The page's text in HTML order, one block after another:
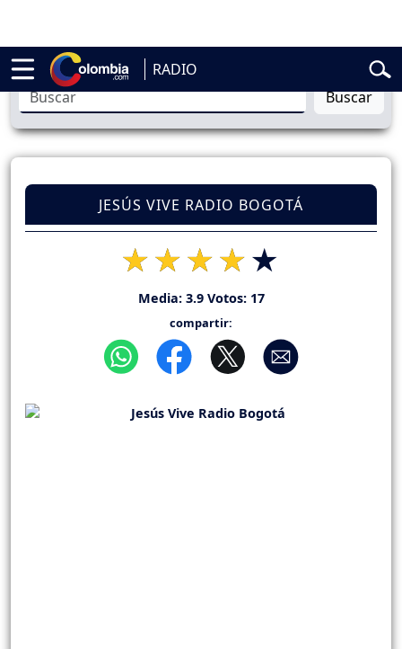
RADIO
de la Espriella Vuelta a Colombia
Buscar
JESÚS VIVE RADIO BOGOTÁ
Media: 3.9Votos: 17
compartir: